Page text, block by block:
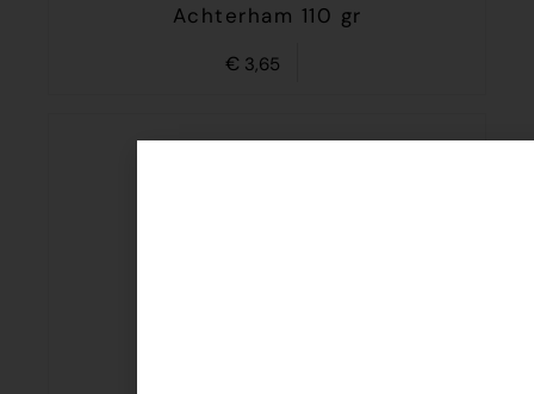
Achterham 110 gr
€ 3,65